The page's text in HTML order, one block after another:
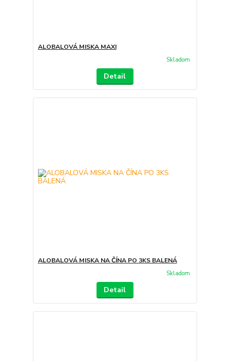
ALOBALOVÁ MISKA MAXI
Skladom
Detail
ALOBALOVÁ MISKA NA ČÍNA PO 3KS BALENÁ
Skladom
Detail